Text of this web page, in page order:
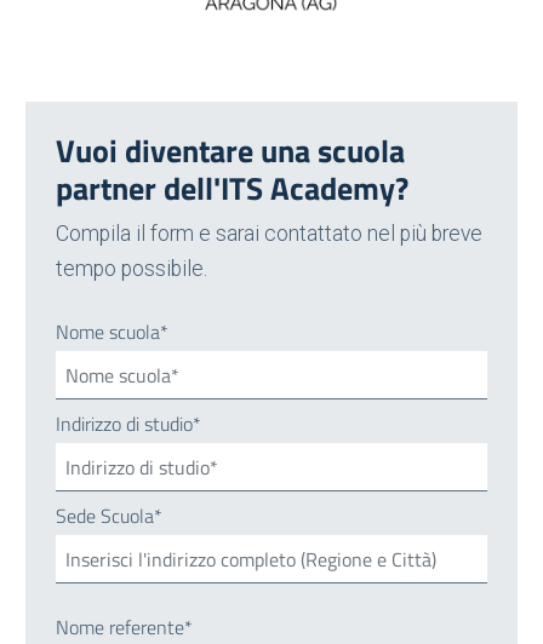
Vuoi diventare una scuola
partner dell'ITS Academy?
Compila il form e sarai contattato nel più breve
tempo possibile.
Nome scuola*
Indirizzo di studio*
Sede Scuola*
Nome referente*